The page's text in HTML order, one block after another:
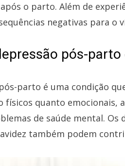
o parto. Além de
negativas para o
pós-
parto é uma condição
físicos quanto emocionais,
de saúde mental.
também podem